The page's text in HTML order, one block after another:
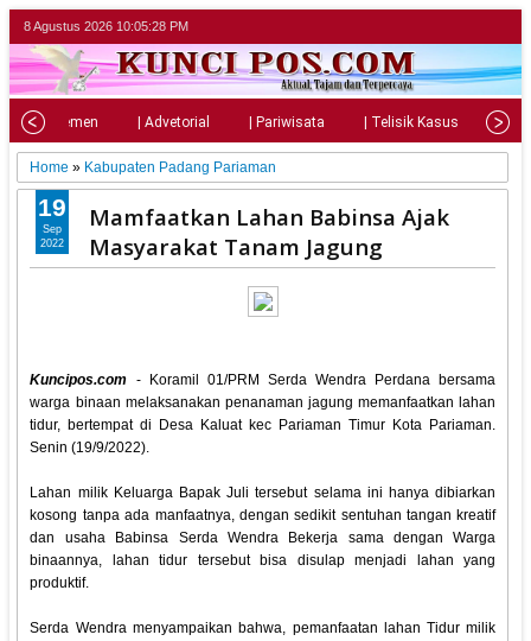
8 Agustus 2026 10:05:30 PM
| Parlemen | Advetorial | Pariwisata | Telisik Kasus |
Home » Kabupaten Padang Pariaman
Mamfaatkan Lahan Babinsa Ajak
Masyarakat Tanam Jagung
Kuncipos.com - Koramil 01/PRM Serda Wendra Perdana bersama
warga binaan melaksanakan penanaman jagung memanfaatkan lahan
tidur, bertempat di Desa Kaluat kec Pariaman Timur Kota Pariaman.
Senin (19/9/2022).
Lahan milik Keluarga Bapak Juli tersebut selama ini hanya dibiarkan
kosong tanpa ada manfaatnya, dengan sedikit sentuhan tangan kreatif
dan usaha Babinsa Serda Wendra Bekerja sama dengan Warga
binaannya, lahan tidur tersebut bisa disulap menjadi lahan yang
produktif.
Serda Wendra menyampaikan bahwa, pemanfaatan lahan Tidur milik
19
Sep
2022